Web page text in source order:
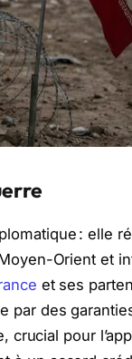
: elle
Orient et
et ses
par des
crucial pour